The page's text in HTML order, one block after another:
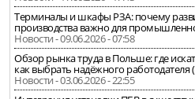
Терминалы и шкафы РЗА: почему
производства важно для
Новости - 09.06.2026 - 07:58
Обзор рынка труда в Польше: где
как выбрать надёжного работодателя
Новости - 03.06.2026 - 22:55